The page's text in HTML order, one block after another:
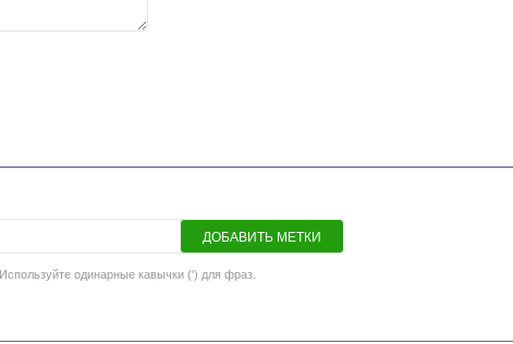
ДОБАВИТЬ МЕТКИ
одинарные кавычки (') для фраз.